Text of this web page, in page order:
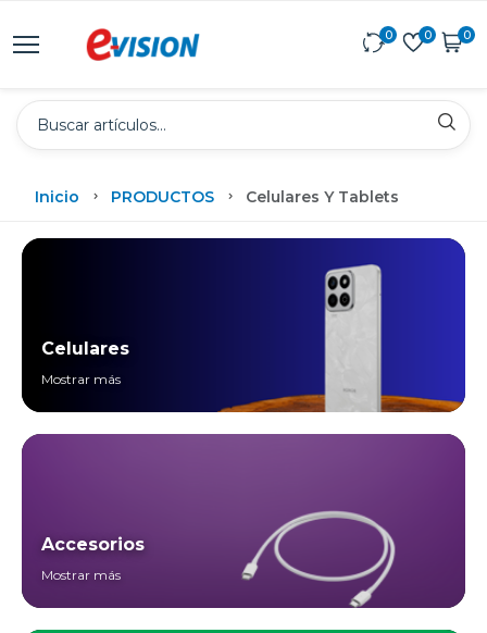
0 0 0
Inicio PRODUCTOS Celulares Y Tablets
Celulares
Mostrar más
Accesorios
Mostrar más